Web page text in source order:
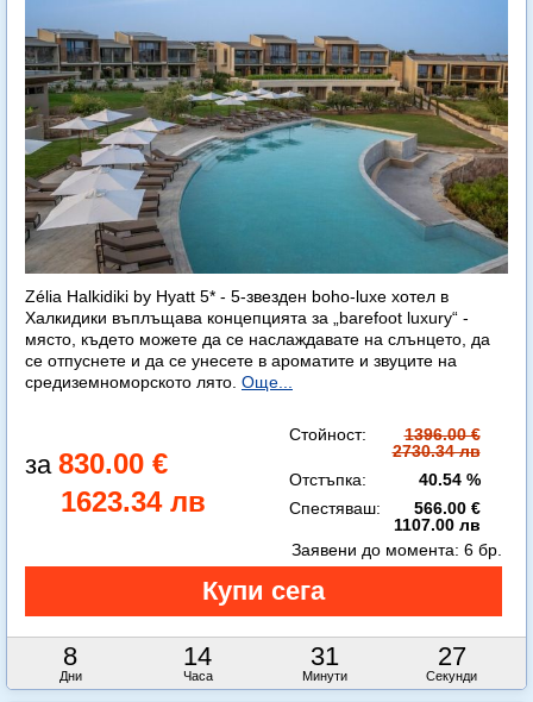
Zélia Halkidiki by Hyatt 5* - 5-звезден boho-luxe хотел в
Халкидики въплъщава концепцията за „barefoot luxury“ -
място, където можете да се наслаждавате на слънцето, да
се отпуснете и да се унесете в ароматите и звуците на
средиземноморското лято. Още...
830.00 €
1623.34 лв
Стойност:
1396.00 €
2730.34 лв
Отстъпка:
40.54 %
Спестяваш:
566.00 €
1107.00 лв
8
Дни
14
Часа
31
Минути
25
Секунди
Заявени до момента: 6 бр.